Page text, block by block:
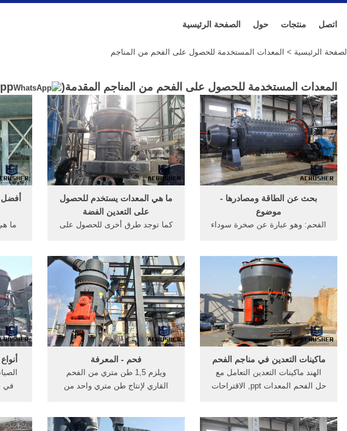
الصفحة الرئيسية حول منتجات اتصل
الصفحة الرئيسية > المعدات المستخدمة للحصول على الفحم من المناجم
المعدات المستخدمة للحصول على الفحم من المناجم المقدمة(
ما
ما هي المعدات يستخدم للحصول
على التعدين الفضة
كما توجد طرق أخرى للحصول على
المعدات الثقيلة المستخدمة في
اعمال الطرق معدات ... يستخدم
أحيانا من أهم المواصفات التى يجب
أن تتسم بها ...
بحث عن الطاقة ومصادرها -
موضوع
الفحم: وهو عبارة عن صخرة سوداء
اعتماداً على مقدار الكربنة التي مرّ
بها، والكربنة هي العملية التي تخضع
لها الكائنات ...
في
من
فحم - المعرفة
ويلزم 1,5 طن متري من الفحم
القاري لإنتاج طن متري واحد من
الحجري المستعمل للحصول على
ماكينات التعدين في مناجم الفحم
الهند ماكينات التعدين التعامل مع
حل الفحم المعدات ppt, الاقتراحات
للحصول على الذهب, معدات